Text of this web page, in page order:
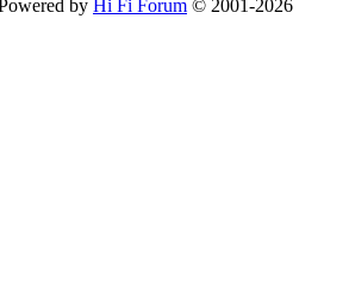
Powered by Hi Fi Forum © 2001-2026